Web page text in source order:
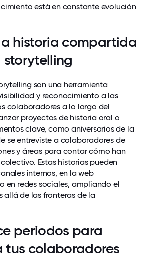
está en constante evolución
historia compartida
storytelling
son una herramienta
y reconocimiento a las
colaboradores a lo largo del
proyectos de historia oral o
clave, como aniversarios de la
se entreviste a colaboradores de
y áreas para contar cómo han
Estas historias pueden
internos, en la web
en redes sociales, ampliando el
allá de las fronteras de la
periodos para
tus colaboradores